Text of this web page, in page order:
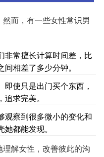
而，有一些女性常识男
非常擅长计算时间差，比
相差了多少分钟。
使只是出门买个东西，
求完美。
观察到很多微小的变化和
都能发现。
解女性，改善彼此的沟